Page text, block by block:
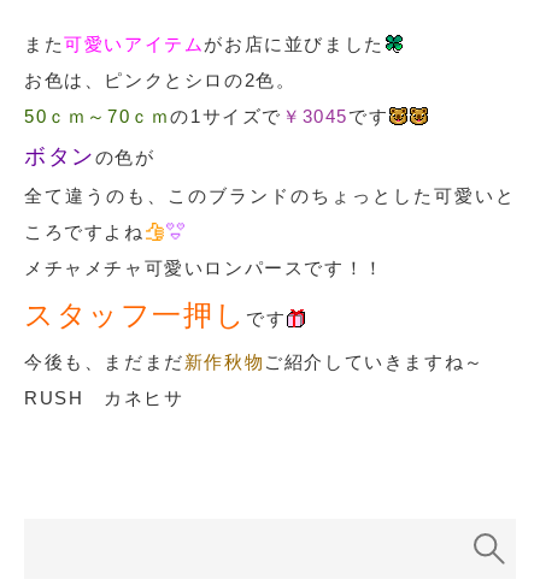
また可愛いアイテム がお店に並びました
お色は、ピンクとシロの2色。
50ｃｍ～70ｃｍの1サイズで ￥3045です
ボタンの色が
全て違うのも、このブランドのちょっとした可愛いと
ころですよね
メチャメチャ可愛いロンパースです！！
スタッフ一押し です
今後も、まだまだ新作秋物 ご紹介していきますね～
RUSH カネヒサ